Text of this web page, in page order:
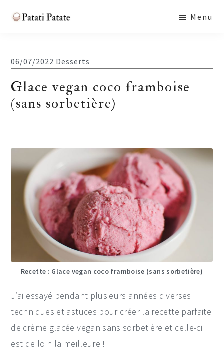
content
sidebar
Menu
06/07/2022 Desserts
Glace vegan coco framboise
(sans sorbetière)
Recette : Glace vegan coco framboise (sans sorbetière)
J’ai essayé pendant plusieurs années diverses
techniques et astuces pour créer la recette parfaite
de crème glacée vegan sans sorbetière et celle-ci
est de loin la meilleure !